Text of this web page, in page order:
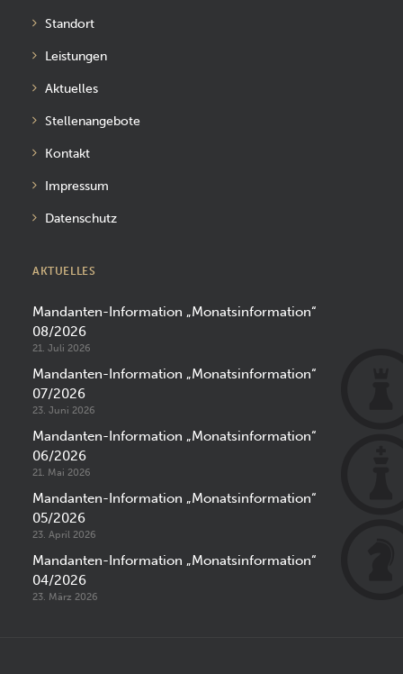
Standort
Leistungen
Aktuelles
Stellenangebote
Kontakt
Impressum
Datenschutz
AKTUELLES
Mandanten-Information „Monatsinformation“
08/2026
21. Juli 2026
Mandanten-Information „Monatsinformation“
07/2026
23. Juni 2026
Mandanten-Information „Monatsinformation“
06/2026
21. Mai 2026
Mandanten-Information „Monatsinformation“
05/2026
23. April 2026
Mandanten-Information „Monatsinformation“
04/2026
23. März 2026